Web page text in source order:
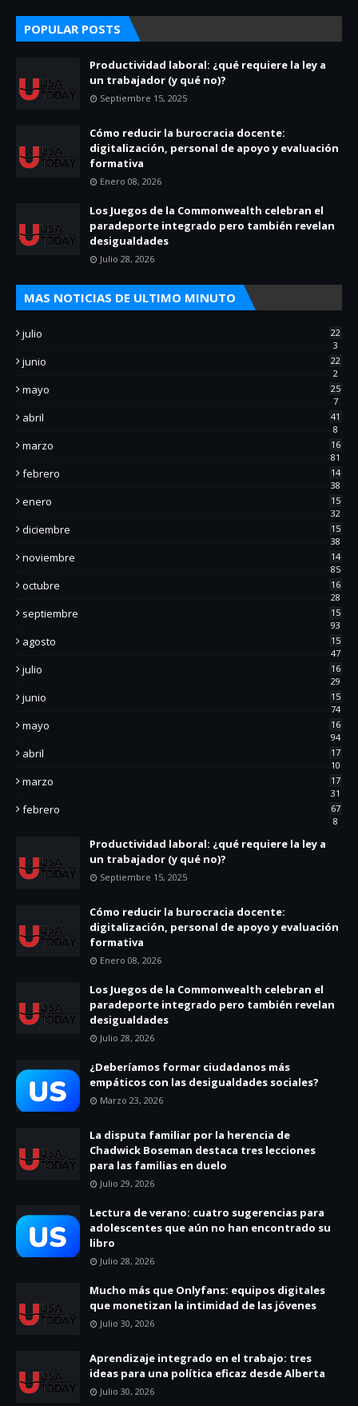
POPULAR POSTS
Productividad laboral: ¿qué requiere la ley a
un trabajador (y qué no)?
Septiembre 15, 2025
Cómo reducir la burocracia docente:
digitalización, personal de apoyo y evaluación
formativa
Enero 08, 2026
Los Juegos de la Commonwealth celebran el
paradeporte integrado pero también revelan
desigualdades
Julio 28, 2026
MAS NOTICIAS DE ULTIMO MINUTO
julio
22
3
junio
22
2
mayo
25
7
abril
41
8
marzo
16
81
febrero
14
38
enero
15
32
diciembre
15
38
noviembre
14
85
octubre
16
28
septiembre
15
93
agosto
15
47
julio
16
29
junio
15
74
mayo
16
94
abril
17
10
marzo
17
31
febrero
67
8
Productividad laboral: ¿qué requiere la ley a
un trabajador (y qué no)?
Septiembre 15, 2025
Cómo reducir la burocracia docente:
digitalización, personal de apoyo y evaluación
formativa
Enero 08, 2026
Los Juegos de la Commonwealth celebran el
paradeporte integrado pero también revelan
desigualdades
Julio 28, 2026
¿Deberíamos formar ciudadanos más
empáticos con las desigualdades sociales?
Marzo 23, 2026
La disputa familiar por la herencia de
Chadwick Boseman destaca tres lecciones
para las familias en duelo
Julio 29, 2026
Lectura de verano: cuatro sugerencias para
adolescentes que aún no han encontrado su
libro
Julio 28, 2026
Mucho más que Onlyfans: equipos digitales
que monetizan la intimidad de las jóvenes
Julio 30, 2026
Aprendizaje integrado en el trabajo: tres
ideas para una política eficaz desde Alberta
Julio 30, 2026